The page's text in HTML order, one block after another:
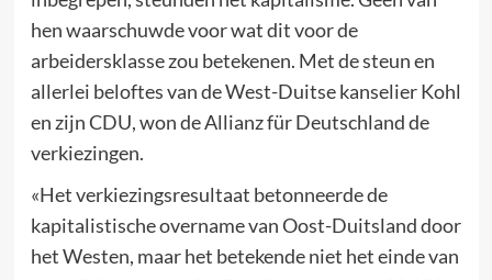
hen waarschuwde voor wat dit voor de
arbeidersklasse zou betekenen. Met de steun en
allerlei beloftes van de West-Duitse kanselier Kohl
en zijn CDU, won de Allianz für Deutschland de
verkiezingen.
«Het verkiezingsresultaat betonneerde de
kapitalistische overname van Oost-Duitsland door
het Westen, maar het betekende niet het einde van